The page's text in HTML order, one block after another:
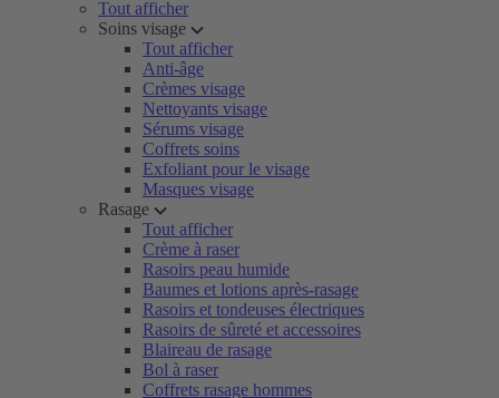
Tout afficher
Soins visage
Tout afficher
Anti-âge
Crèmes visage
Nettoyants visage
Sérums visage
Coffrets soins
Exfoliant pour le visage
Masques visage
Rasage
Tout afficher
Crème à raser
Rasoirs peau humide
Baumes et lotions après-rasage
Rasoirs et tondeuses électriques
Rasoirs de sûreté et accessoires
Blaireau de rasage
Bol à raser
Coffrets rasage hommes